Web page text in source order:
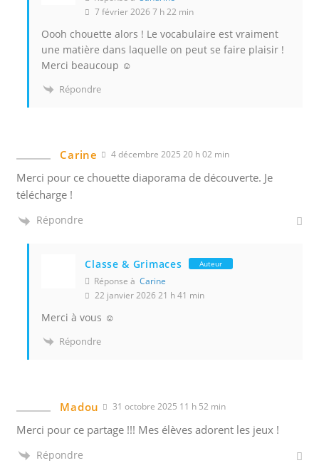
7 février 2026 7 h 22 min
Oooh chouette alors ! Le vocabulaire est vraiment
une matière dans laquelle on peut se faire plaisir !
Merci beaucoup ☺️
Répondre
Carine 4 décembre 2025 20 h 02 min
Merci pour ce chouette diaporama de découverte. Je
télécharge !
Répondre
Classe & Grimaces Auteur
Réponse àCarine
22 janvier 2026 21 h 41 min
Merci à vous ☺️
Répondre
Madou 31 octobre 2025 11 h 52 min
Merci pour ce partage !!! Mes élèves adorent les jeux !
Répondre